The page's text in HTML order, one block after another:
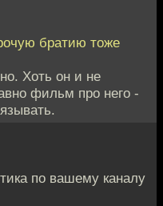
братию тоже
Хоть он и не
фильм про него -
по вашему каналу